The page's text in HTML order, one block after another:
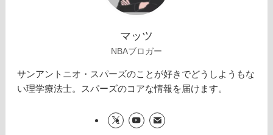
マッツ
NBAブロガー
サンアントニオ・スパーズのことが好きでどうしようもな
い理学療法士。スパーズのコアな情報を届けます。